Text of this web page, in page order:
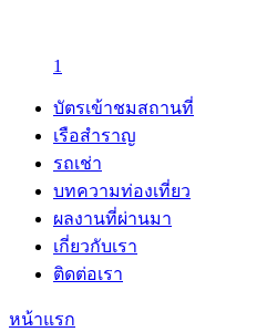
1
บัตรเข้าชมสถานที่
เรือสำราญ
รถเช่า
บทความท่องเที่ยว
ผลงานที่ผ่านมา
เกี่ยวกับเรา
ติดต่อเรา
หน้าแรก